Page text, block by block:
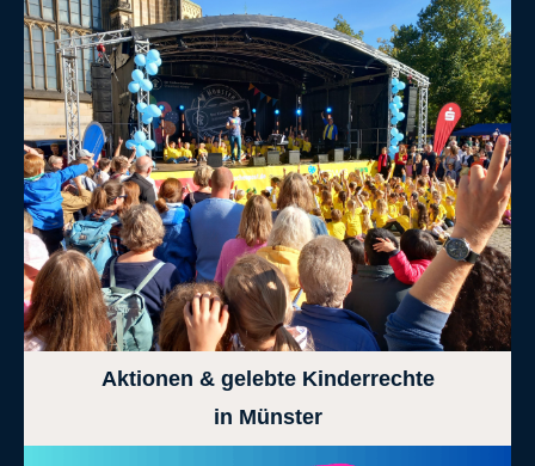
Aktionen & gelebte Kinderrechte
in Münster